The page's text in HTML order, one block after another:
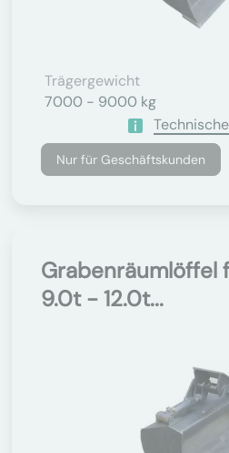
Trägergewicht
7000 - 9000 kg
Nur für Geschäftskunden
Grabenräumlöffel
9.0t - 12.0t...